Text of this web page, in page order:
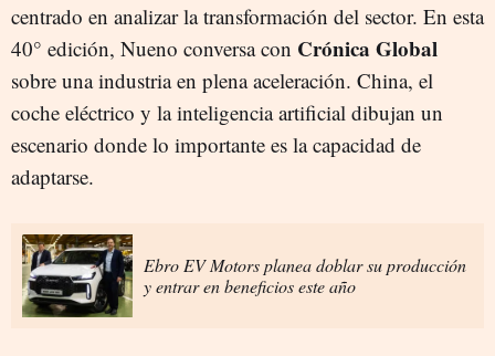
centrado en analizar la transformación del sector. En esta
40° edición, Nueno conversa con Crónica Global
sobre una industria en plena aceleración. China, el
coche eléctrico y la inteligencia artificial dibujan un
escenario donde lo importante es la capacidad de
adaptarse.
Ebro EV Motors planea doblar su producción
y entrar en beneficios este año